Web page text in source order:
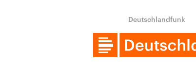
Deutschlandfunk